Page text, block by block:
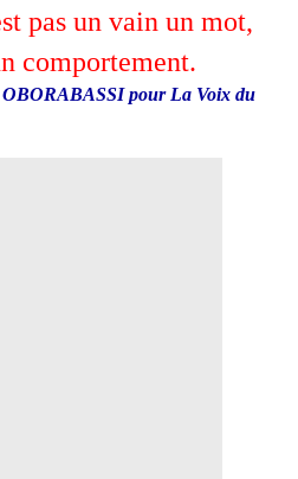
pas un vain un mot,
comportement.
pour La Voix du